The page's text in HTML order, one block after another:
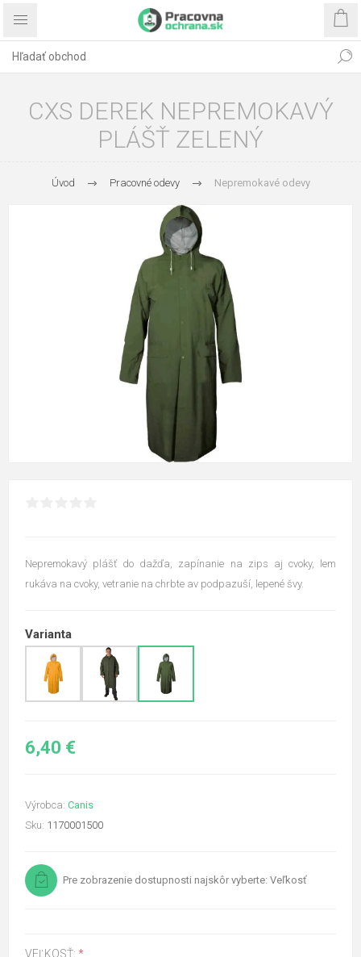
CXS DEREK NEPREMOKAVÝ
PLÁŠŤ ZELENÝ
Úvod Pracovné odevy Nepremokavé odevy
Nepremokavý plášť do dažďa, zapínanie na zips aj cvoky, lem
rukáva na cvoky, vetranie na chrbte av podpazuší, lepené švy.
Varianta
6,40 €
Výrobca: Canis
Sku: 1170001500
Pre zobrazenie dostupnosti najskôr vyberte: Veľkosť
VEĽKOSŤ: *